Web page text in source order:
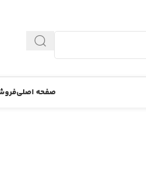
صفحه اصلی